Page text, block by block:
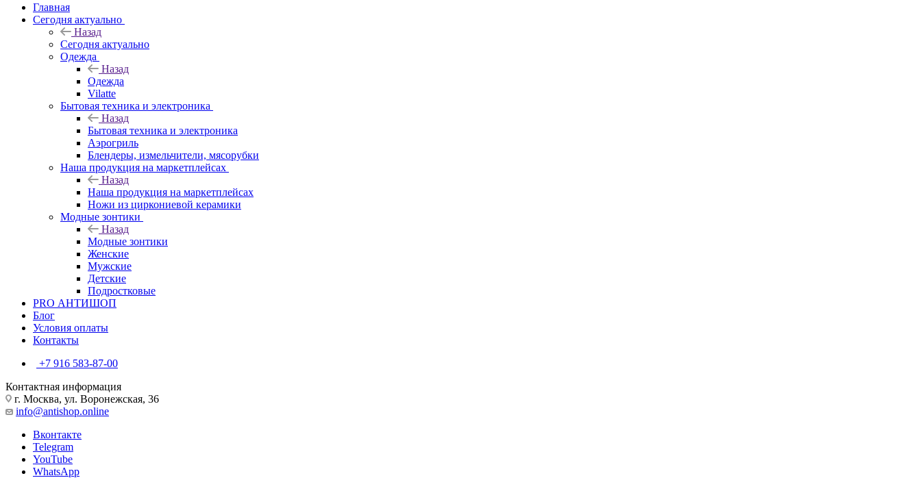
Главная
Сегодня актуально
Назад
Сегодня актуально
Одежда
Назад
Одежда
Vilatte
Бытовая техника и электроника
Назад
Бытовая техника и электроника
Аэрогриль
Блендеры, измельчители, мясорубки
Наша продукция на маркетплейсах
Назад
Наша продукция на маркетплейсах
Ножи из циркониевой керамики
Модные зонтики
Назад
Модные зонтики
Женские
Мужские
Детские
Подростковые
PRO АНТИШОП
Блог
Условия оплаты
Контакты
+7 916 583-87-00
Контактная информация
г. Москва, ул. Воронежская, 36
info@antishop.online
Вконтакте
Telegram
YouTube
WhatsApp